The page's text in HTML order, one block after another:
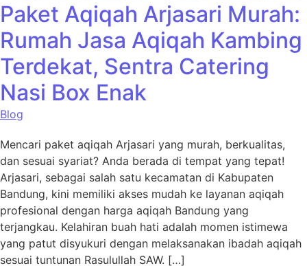
Paket Aqiqah Arjasari Murah:
Rumah Jasa Aqiqah Kambing
Terdekat, Sentra Catering
Nasi Box Enak
Blog
Mencari paket aqiqah Arjasari yang murah, berkualitas,
dan sesuai syariat? Anda berada di tempat yang tepat!
Arjasari, sebagai salah satu kecamatan di Kabupaten
Bandung, kini memiliki akses mudah ke layanan aqiqah
profesional dengan harga aqiqah Bandung yang
terjangkau. Kelahiran buah hati adalah momen istimewa
yang patut disyukuri dengan melaksanakan ibadah aqiqah
sesuai tuntunan Rasulullah SAW. […]